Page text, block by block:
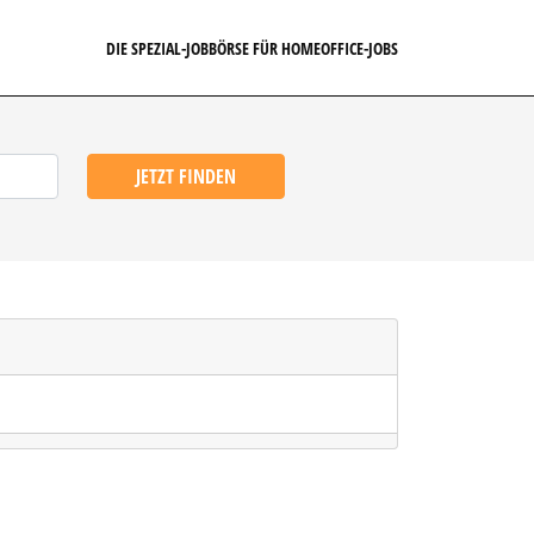
DIE SPEZIAL-JOBBÖRSE FÜR HOMEOFFICE-JOBS
JETZT FINDEN